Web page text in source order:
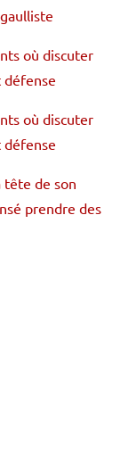
où discuter
défense
où discuter
défense
tête de son
prendre des